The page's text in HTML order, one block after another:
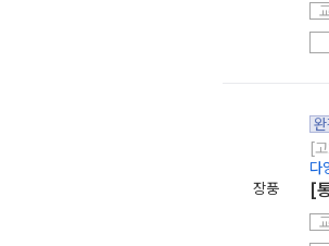
장풍
[
다
[